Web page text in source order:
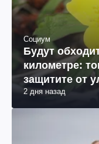
Социум
Будут
километре:
защитите от
2 дня назад